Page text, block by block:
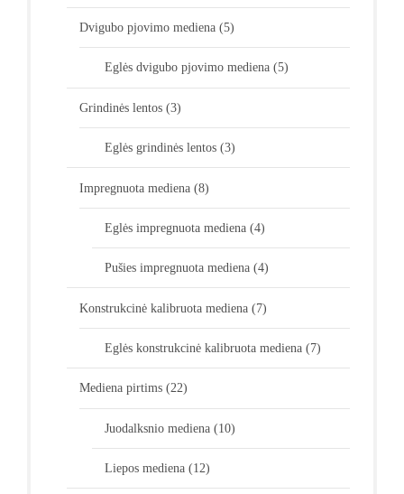
Dvigubo pjovimo mediena (5)
Eglės dvigubo pjovimo mediena (5)
Grindinės lentos (3)
Eglės grindinės lentos (3)
Impregnuota mediena (8)
Eglės impregnuota mediena (4)
Pušies impregnuota mediena (4)
Konstrukcinė kalibruota mediena (7)
Eglės konstrukcinė kalibruota mediena (7)
Mediena pirtims (22)
Juodalksnio mediena (10)
Liepos mediena (12)